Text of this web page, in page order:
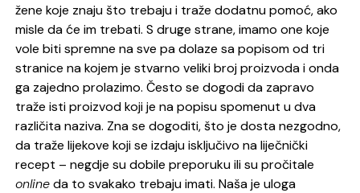
žene koje znaju što trebaju i traže dodatnu pomoć, ako
misle da će im trebati. S druge strane, imamo one koje
vole biti spremne na sve pa dolaze sa popisom od tri
stranice na kojem je stvarno veliki broj proizvoda i onda
ga zajedno prolazimo. Često se dogodi da zapravo
traže isti proizvod koji je na popisu spomenut u dva
različita naziva. Zna se dogoditi, što je dosta nezgodno,
da traže lijekove koji se izdaju isključivo na liječnički
recept – negdje su dobile preporuku ili su pročitale
onlineda to svakako trebaju imati. Naša je uloga